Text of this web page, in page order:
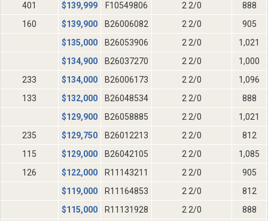
401
$139,999 F10549806 2 2/0
888
160
$139,900 B26006082 2 2/0
905
$135,000 B26053906 2 2/0
1,021
$134,900 B26037270 2 2/0
1,000
233
$134,000 B26006173 2 2/0
1,096
133
$132,000 B26048534 2 2/0
888
$129,900 B26058885 2 2/0
1,021
235
$129,750 B26012213 2 2/0
812
115
$129,000 B26042105 2 2/0
1,085
126
$122,000 R11143211 2 2/0
905
$119,000 R11164853 2 2/0
812
$115,000 R11131928 2 2/0 888